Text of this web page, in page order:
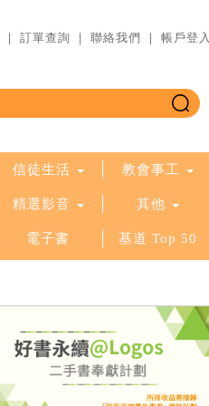
｜ 訂單查詢 ｜ 聯絡我們 ｜ 帳戶登入
信徒生活 教會事工
精選影音 其他
電子書 基道 Top 50